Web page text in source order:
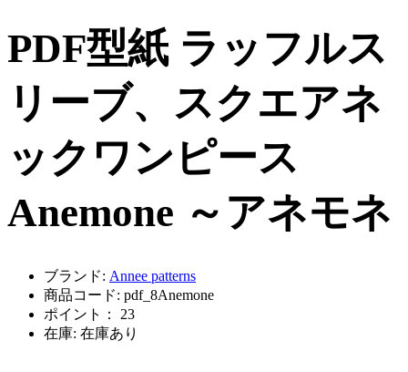
PDF型紙 ラッフルス
リーブ、スクエアネ
ックワンピース
Anemone ～アネモネ
ブランド: Annee patterns
商品コード: pdf_8Anemone
ポイント： 23
在庫: 在庫あり